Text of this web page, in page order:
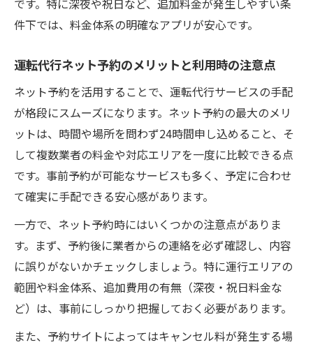
件下では、料金体系の明確なアプリが安心です。
運転代行ネット予約のメリットと利用時の注意点
ネット予約を活用することで、運転代行サービスの手配
が格段にスムーズになります。ネット予約の最大のメリ
ットは、時間や場所を問わず24時間申し込めること、そ
して複数業者の料金や対応エリアを一度に比較できる点
です。事前予約が可能なサービスも多く、予定に合わせ
て確実に手配できる安心感があります。
一方で、ネット予約時にはいくつかの注意点がありま
す。まず、予約後に業者からの連絡を必ず確認し、内容
に誤りがないかチェックしましょう。特に運行エリアの
範囲や料金体系、追加費用の有無（深夜・祝日料金な
ど）は、事前にしっかり把握しておく必要があります。
また、予約サイトによってはキャンセル料が発生する場